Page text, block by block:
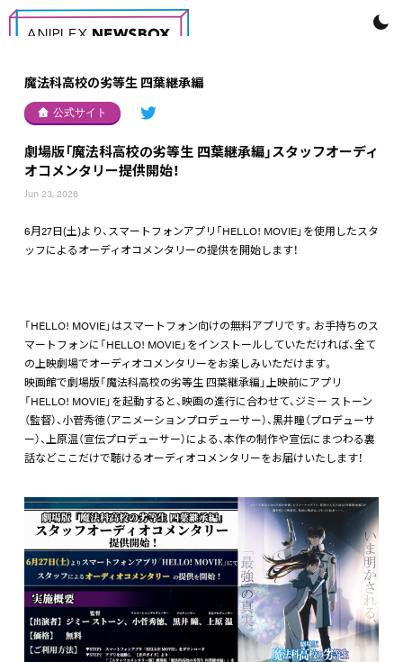
魔法科高校の劣等生 四葉継承編
公式サイト
劇場版「魔法科高校の劣等生 四葉継承編」スタッフオーディ
オコメンタリー提供開始！
Jun 23, 2026
6月27日(土)より、スマートフォンアプリ「HELLO! MOVIE」を使用したスタ
ッフによるオーディオコメンタリーの提供を開始します！
「HELLO! MOVIE」はスマートフォン向けの無料アプリです。お手持ちのス
マートフォンに「HELLO! MOVIE」をインストールしていただければ、全て
の上映劇場でオーディオコメンタリーをお楽しみいただけます。
映画館で劇場版「魔法科高校の劣等生 四葉継承編」上映前にアプリ
「HELLO! MOVIE」を起動すると、映画の進行に合わせて、ジミー ストーン
（監督）、小菅秀徳（アニメーションプロデューサー）、黒井瞳（プロデューサ
ー）、上原温（宣伝プロデューサー）による、本作の制作や宣伝にまつわる裏
話などここだけで聴けるオーディオコメンタリーをお届けいたします！